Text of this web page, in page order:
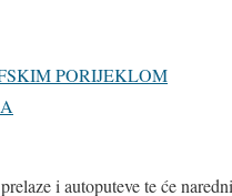
PORIJEKLOM
i autoputeve te će